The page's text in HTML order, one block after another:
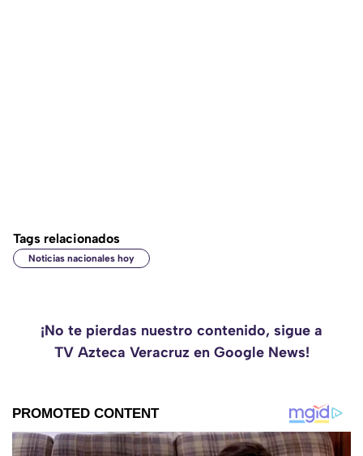
Tags relacionados
Noticias nacionales hoy
¡No te pierdas nuestro contenido, sigue a
TV Azteca Veracruz en Google News!